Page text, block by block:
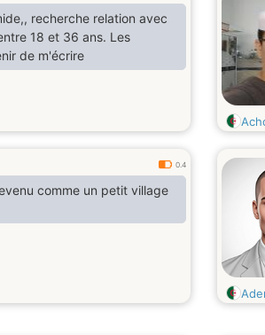
recherche relation avec
18 et 36 ans. Les
de m'écrire
0.4
comme un petit village